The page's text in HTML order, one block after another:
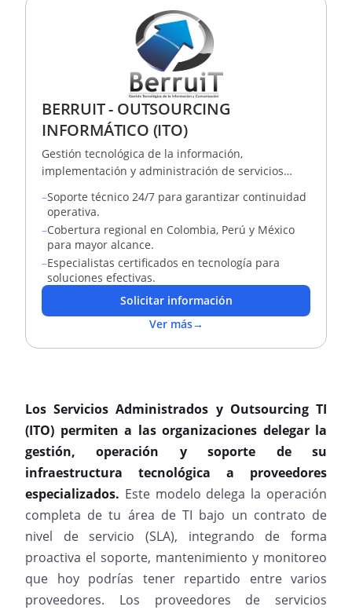
BERRUIT - OUTSOURCING
INFORMÁTICO (ITO)
Gestión tecnológica de la información,
implementación y administración de servicios
–Soporte técnico 24/7 para garantizar continuidad
operativa.
–Cobertura regional en Colombia, Perú y México
para mayor alcance.
–Especialistas certificados en tecnología para
soluciones efectivas.
Solicitar información
Ver más→
Los Servicios Administrados y Outsourcing TI
(ITO) permiten a las organizaciones delegar la
gestión, operación y soporte de su
infraestructura tecnológica a proveedores
especializados. Este modelo delega la operación
completa de tu área de TI bajo un contrato de
nivel de servicio (SLA), integrando de forma
proactiva el soporte, mantenimiento y monitoreo
que hoy podrías tener repartido entre varios
proveedores. Los proveedores de servicios